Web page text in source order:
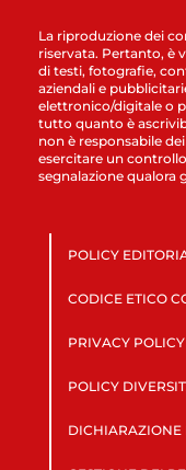
La riproduzione dei
riservata. Pertanto, è
di testi, fotografie,
aziendali e
elettronico/digitale o
tutto quanto è
non è responsabile
esercitare un
segnalazione qualora
POLICY
CODICE ETICO
PRIVACY POLICY
POLICY
DICHIARAZIONE